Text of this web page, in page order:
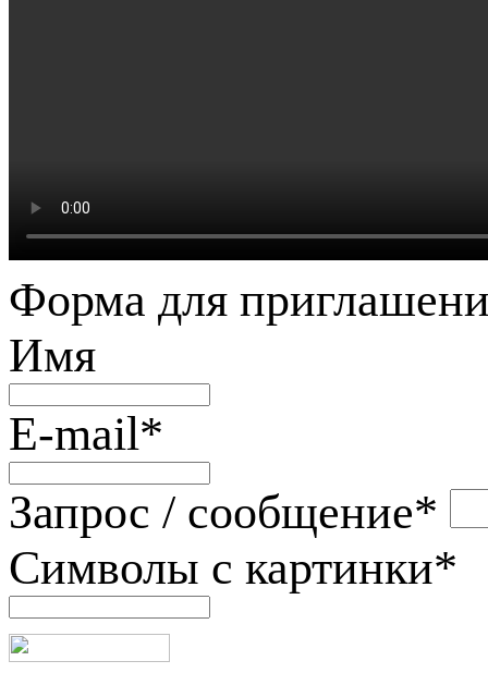
Форма для
Имя
E-mail*
Запрос / сообщение*
Символы с картинки*